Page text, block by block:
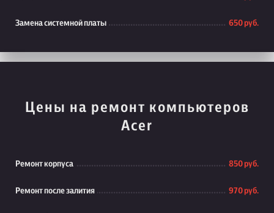
Замена системной платы 650 руб.
Цены на ремонт компьютеров
Acer
Ремонт корпуса 850 руб.
Ремонт после залития 970 руб.